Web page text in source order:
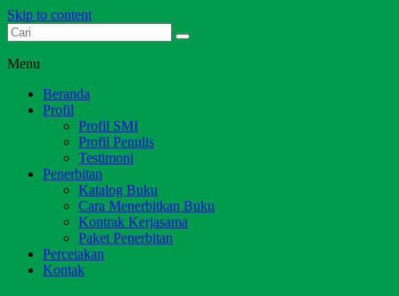
Skip to content
Dari Jambi untuk Indonesia
Menu
Beranda
Profil
Profil SMI
Profil Penulis
Testimoni
Penerbitan
Katalog Buku
Cara Menerbitkan Buku
Kontrak Kerjasama
Paket Penerbitan
Percetakan
Kontak